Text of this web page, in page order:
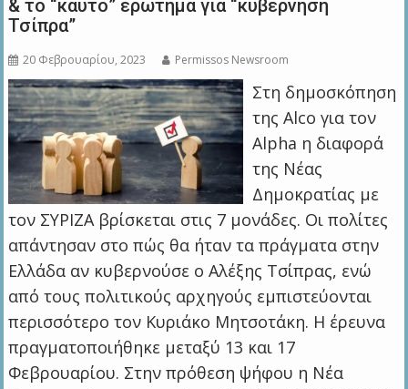
& το “καυτό” ερώτημα για “κυβέρνηση
Τσίπρα”
20 Φεβρουαρίου, 2023 Permissos Newsroom
Στη δημοσκόπηση
της Alco για τον
Alpha η διαφορά
της Νέας
Δημοκρατίας με
τον ΣΥΡΙΖΑ βρίσκεται στις 7 μονάδες. Οι πολίτες
απάντησαν στο πώς θα ήταν τα πράγματα στην
Ελλάδα αν κυβερνούσε ο Αλέξης Τσίπρας, ενώ
από τους πολιτικούς αρχηγούς εμπιστεύονται
περισσότερο τον Κυριάκο Μητσοτάκη. Η έρευνα
πραγματοποιήθηκε μεταξύ 13 και 17
Φεβρουαρίου. Στην πρόθεση ψήφου η Νέα